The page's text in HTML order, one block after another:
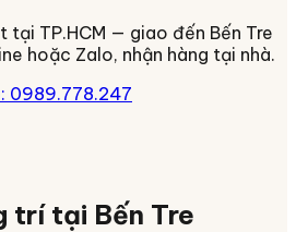
tại TP.HCM — giao đến Bến Tre
hoặc Zalo, nhận hàng tại nhà.
0989.778.247
trí tại Bến Tre